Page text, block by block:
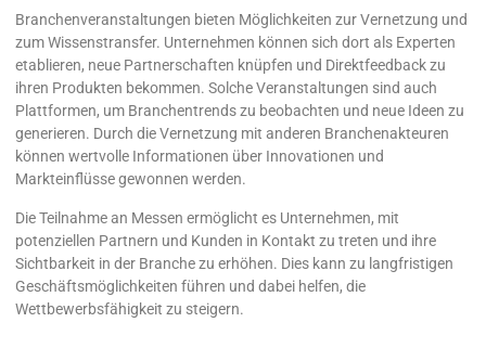
Branchenveranstaltungen bieten Möglichkeiten zur Vernetzung und
zum Wissenstransfer. Unternehmen können sich dort als Experten
etablieren, neue Partnerschaften knüpfen und Direktfeedback zu
ihren Produkten bekommen. Solche Veranstaltungen sind auch
Plattformen, um Branchentrends zu beobachten und neue Ideen zu
generieren. Durch die Vernetzung mit anderen Branchenakteuren
können wertvolle Informationen über Innovationen und
Markteinflüsse gewonnen werden.
Die Teilnahme an Messen ermöglicht es Unternehmen, mit
potenziellen Partnern und Kunden in Kontakt zu treten und ihre
Sichtbarkeit in der Branche zu erhöhen. Dies kann zu langfristigen
Geschäftsmöglichkeiten führen und dabei helfen, die
Wettbewerbsfähigkeit zu steigern.